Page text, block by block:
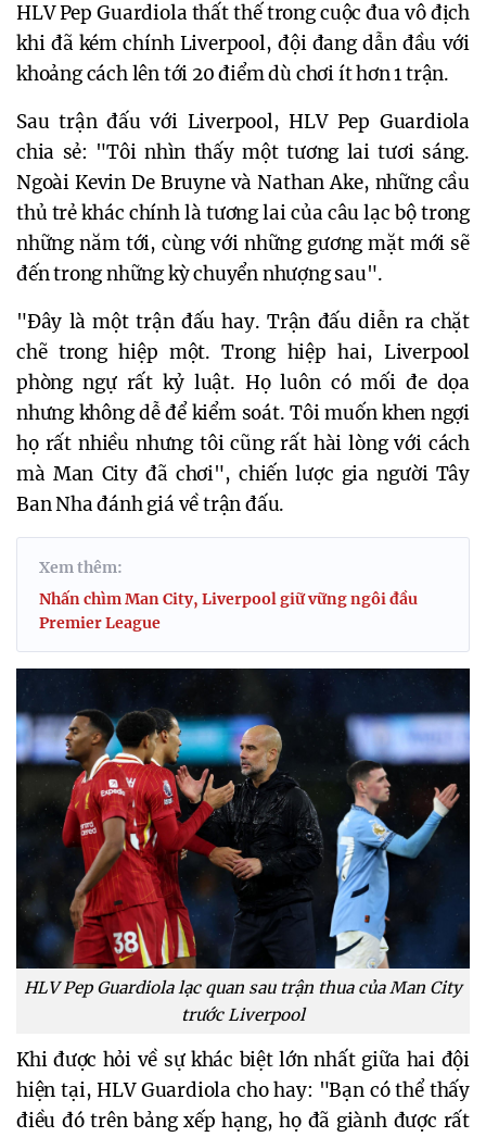
HLV Pep Guardiola thất thế trong cuộc đua vô địch
khi đã kém chính Liverpool, đội đang dẫn đầu với
khoảng cách lên tới 20 điểm dù chơi ít hơn 1 trận.
Sau trận đấu với Liverpool, HLV Pep Guardiola
chia sẻ: "Tôi nhìn thấy một tương lai tươi sáng.
Ngoài Kevin De Bruyne và Nathan Ake, những cầu
thủ trẻ khác chính là tương lai của câu lạc bộ trong
những năm tới, cùng với những gương mặt mới sẽ
đến trong những kỳ chuyển nhượng sau".
"Đây là một trận đấu hay. Trận đấu diễn ra chặt
chẽ trong hiệp một. Trong hiệp hai, Liverpool
phòng ngự rất kỷ luật. Họ luôn có mối đe dọa
nhưng không dễ để kiểm soát. Tôi muốn khen ngợi
họ rất nhiều nhưng tôi cũng rất hài lòng với cách
mà Man City đã chơi", chiến lược gia người Tây
Ban Nha đánh giá về trận đấu.
Xem thêm:
Nhấn chìm Man City, Liverpool giữ vững ngôi đầu
Premier League
HLV Pep Guardiola lạc quan sau trận thua của Man City
trước Liverpool
Khi được hỏi về sự khác biệt lớn nhất giữa hai đội
hiện tại, HLV Guardiola cho hay: "Bạn có thể thấy
điều đó trên bảng xếp hạng, họ đã giành được rất